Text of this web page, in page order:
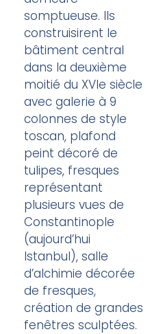
somptueuse. Ils
construisirent le
bâtiment central
dans la deuxième
moitié du XVIe siècle
avec galerie à 9
colonnes de style
toscan, plafond
peint décoré de
tulipes, fresques
représentant
plusieurs vues de
Constantinople
(aujourd’hui
Istanbul), salle
d’alchimie décorée
de fresques,
création de grandes
fenêtres sculptées.